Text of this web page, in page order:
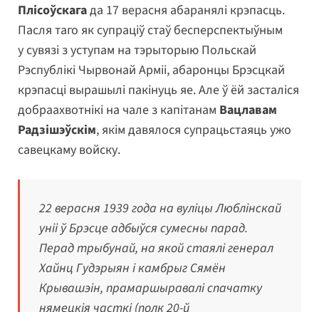
Плісоўскагада 17 верасня абаранялі крэпасць.
Пасля таго як супраціў стаў бесперспектыўным
у сувязі з уступам на тэрыторыю Польскай
Рэспублікі Чырвонай Арміі, абаронцы Брэсцкай
крэпасці вырашылі пакінуць яе. Але ў ёй засталіся
добраахвотнікі на чале з капітанам Вацлавам
Радзішэўскім, якім давялося супрацьстаяць ужо
савецкаму войску.
22 верасня 1939 года на вуліцы Люблінскай
уніі ў Брэсце адбыўся сумесны парад.
Перад трыбунай, на якой стаялі генерал
Хайнц Гудэрыян і камбрыг Сямён
Крывашэін, прамаршыравалі спачатку
нямецкія часткі (полк 20-й